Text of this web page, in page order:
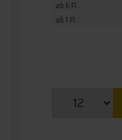
ab 1 Fl.
ab 6 Fl.